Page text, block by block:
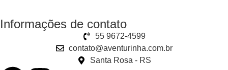
Informações de contato
55 9672-4599
contato@aventurinha.com.br
Santa Rosa - RS